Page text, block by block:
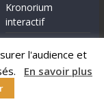
l'audience et
En savoir plus
Kronorium
interactif